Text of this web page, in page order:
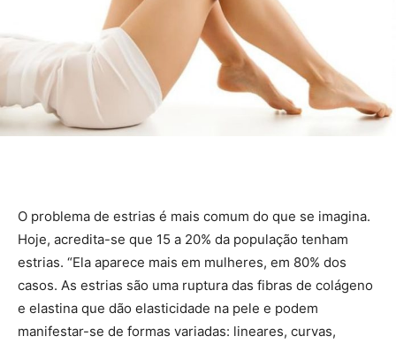
O problema de estrias é mais comum do que se imagina.
Hoje, acredita-se que 15 a 20% da população tenham
estrias. “Ela aparece mais em mulheres, em 80% dos
casos. As estrias são uma ruptura das fibras de colágeno
e elastina que dão elasticidade na pele e podem
manifestar-se de formas variadas: lineares, curvas,